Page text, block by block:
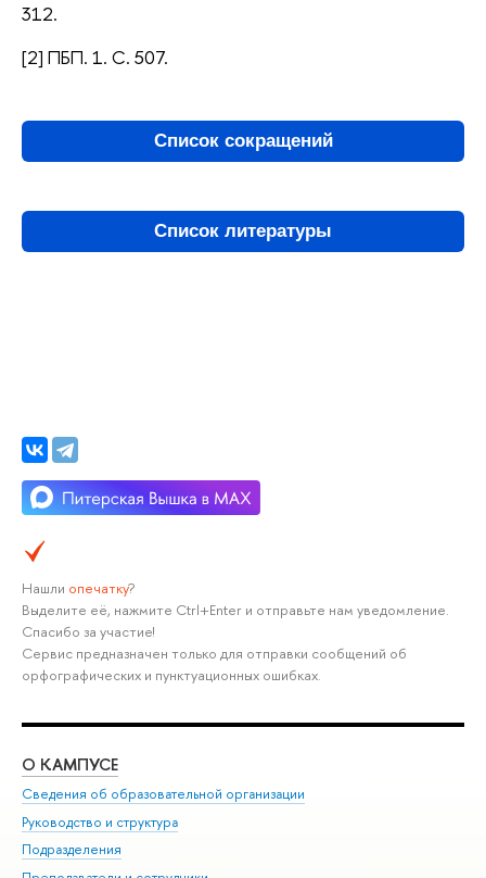
312.
[2] ПБП. 1. С. 507.
Список сокращений
Список литературы
Нашли опечатку?
Выделите её, нажмите Ctrl+Enter и отправьте нам уведомление.
Спасибо за участие!
Сервис предназначен только для отправки сообщений об
орфографических и пунктуационных ошибках.
О КАМПУСЕ
Сведения об образовательной организации
Руководство и структура
Подразделения